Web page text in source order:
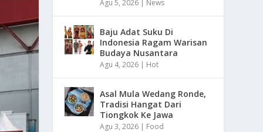
Agu 5, 2026 | News
Baju Adat Suku Di
Indonesia Ragam Warisan
Budaya Nusantara
Agu 4, 2026 | Hot
Asal Mula Wedang Ronde,
Tradisi Hangat Dari
Tiongkok Ke Jawa
Agu 3, 2026 | Food